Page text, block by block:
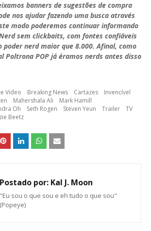
banners de sugestões de compra
nos ajudar fazendo uma busca através
modo poderemos continuar informando
sem clickbaits, com fontes confiáveis
poder nerd maior que 8.000. Afinal, como
Poltrona POP já éramos nerds antes disso
Video Breaking News Cartazes
Invencível
Mahershala Ali
Mark Hamill
Oh Seth Rogen Steven Yeun Trailer
TV
Beetz
Postado por: Kal J. Moon
"Eu sou o que sou e eh tudo o que sou"
(Popeye)